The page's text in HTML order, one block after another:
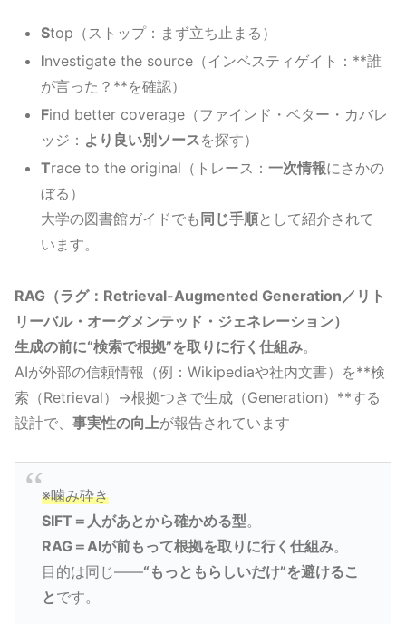
Stop（ストップ：まず立ち止まる）
Investigate the source（インベスティゲイト：**誰
が言った？**を確認）
Find better coverage（ファインド・ベター・カバレ
ッジ： より良い別ソース を探す）
Trace to the original（トレース：一次情報にさかの
ぼる）
大学の図書館ガイドでも 同じ手順として紹介されて
います。
RAG（ラグ：Retrieval-Augmented Generation／リト
リーバル・オーグメンテッド・ジェネレーション）
生成の前に“検索で根拠”を取りに行く仕組み。
AIが外部の信頼情報（例：Wikipediaや社内文書）を**検
索（Retrieval）→根拠つきで生成（Generation）**する
設計で、 事実性の向上が報告されています
※噛み砕き
SIFT＝人があとから確かめる型。
RAG＝AIが前もって根拠を取りに行く仕組み。
目的は同じ——“もっともらしいだけ”を避けるこ
と です。